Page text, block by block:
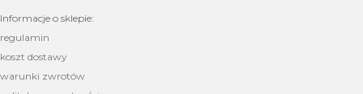
Informacje o sklepie:
regulamin
koszt dostawy
warunki zwrotów